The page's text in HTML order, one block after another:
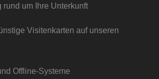
rund um Ihre Unterkunft
Visitenkarten auf unseren
Offline-Systeme